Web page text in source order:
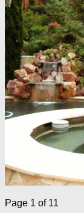
Page 1 of 11